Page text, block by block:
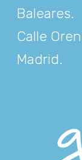
Baleares.
Calle
Madrid.